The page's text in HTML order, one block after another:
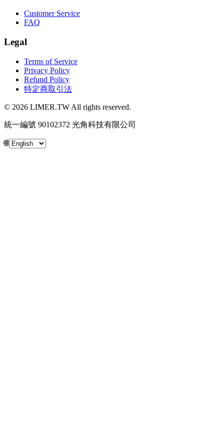
Customer Service
FAQ
Legal
Terms of Service
Privacy Policy
Refund Policy
特定商取引法
© 2026 LIMER.TW All rights reserved.
統一編號 90102372 光角科技有限公司
🌐